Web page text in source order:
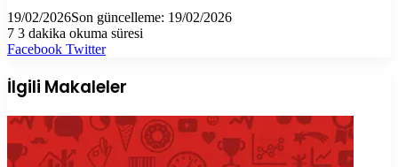
19/02/2026Son güncelleme: 19/02/2026
7 3 dakika okuma süresi
Facebook TwitterLinkedIn
Tumblr
Pinterest
Reddit
VKontakte
E-
ile
paylaş
Yazdır
İlgili Makaleler